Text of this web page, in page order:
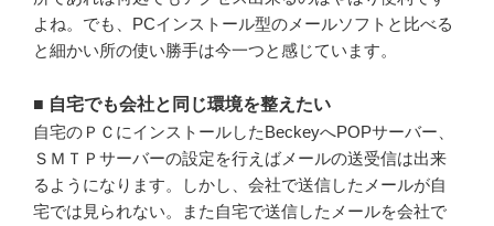
よね。でも、PCインストール型のメールソフトと比べる
と細かい所の使い勝手は今一つと感じています。
■ 自宅でも会社と同じ環境を整えたい
自宅のＰＣにインストールしたBeckeyへPOPサーバー、
ＳＭＴＰサーバーの設定を行えばメールの送受信は出来
るようになります。しかし、会社で送信したメールが自
宅では見られない。また自宅で送信したメールを会社で